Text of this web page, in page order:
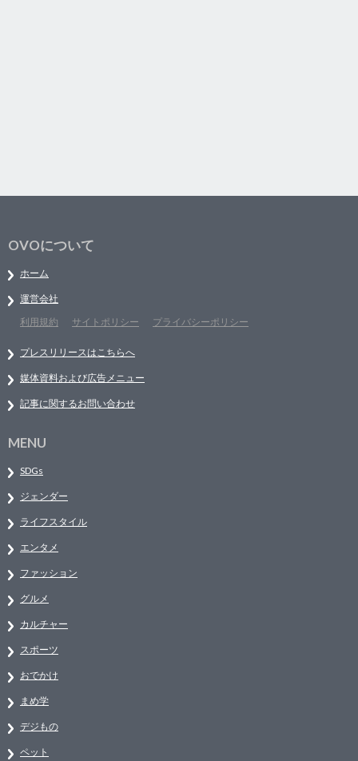
OVOについて
ホーム
運営会社
利用規約
サイトポリシー プライバシーポリシー
プレスリリースはこちらへ
媒体資料および広告メニュー
記事に関するお問い合わせ
MENU
SDGs
ジェンダー
ライフスタイル
エンタメ
ファッション
グルメ
カルチャー
スポーツ
おでかけ
まめ学
デジもの
ペット